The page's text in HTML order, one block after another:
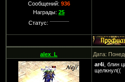
Сообщений: 936
Награды: 25
Статус:
alex_L Дата:
ar4i, блин
щелкнул((